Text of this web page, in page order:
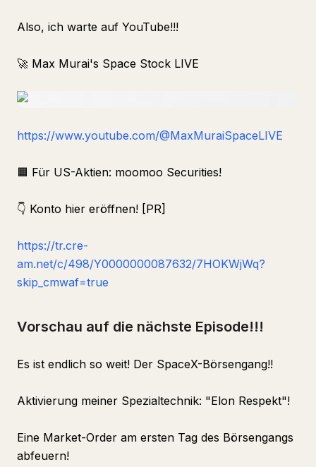
Also, ich warte auf YouTube!!!
🚀 Max Murai's Space Stock LIVE
https://www.youtube.com/@MaxMuraiSpaceLIVE
🟧 Für US-Aktien: moomoo Securities!
👇 Konto hier eröffnen! [PR]
https://tr.cre-
am.net/c/498/Y0000000087632/7HOKWjWq?
skip_cmwaf=true
Vorschau auf die nächste Episode!!!
Es ist endlich so weit! Der SpaceX-Börsengang!!
Aktivierung meiner Spezialtechnik: "Elon Respekt"!
Eine Market-Order am ersten Tag des Börsengangs
abfeuern!